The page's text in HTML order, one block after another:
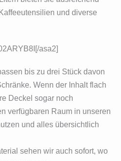
und diverse
asa2]
bis zu drei Stück davon
Wenn der Inhalt flach
Deckel sogar noch
verfügbaren Raum in unseren
und alles übersichtlich
sehen wir auch sofort, wo